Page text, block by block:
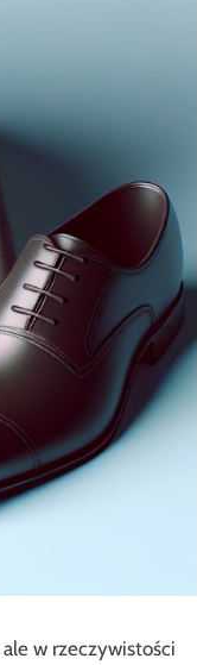
w rzeczywistości